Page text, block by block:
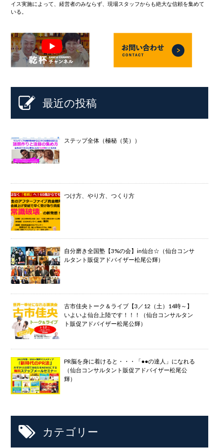
イス実施によって、経営者のみならず、現場スタッフからも絶大な信頼を集めて
いる。
最近の投稿
ステップ全体（極秘（笑））
つけ方、やり方、つくり方
自分磨き全国塾【3%の会】in仙台☆（仙台コンサ
ルタント販促アドバイザー松尾公輝）
古市佳央トーク＆ライブ【3／12（土）14時～】
いよいよ仙台上陸です！！！（仙台コンサルタン
ト販促アドバイザー松尾公輝）
PR脳を身に着けると・・・「●●の達人」になれる
（仙台コンサルタント販促アドバイザー松尾公
輝）
カテゴリー